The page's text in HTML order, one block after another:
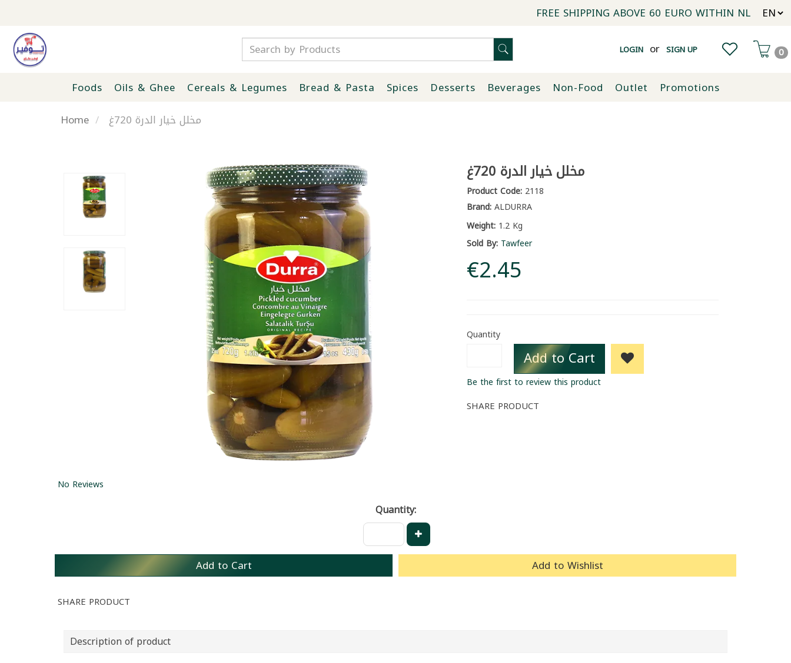
FREE SHIPPING ABOVE 60 EURO WITHIN NL
LOGIN or SIGN UP 0
Foods Oils & Ghee Cereals & Legumes Bread & Pasta Spices Desserts Beverages Non-Food Outlet
Promotions
Home
مخلل خيار الدرة 720غ
مخلل خيار الدرة 720غ
Product Code:2118
Brand:ALDURRA
Weight:1.2 Kg
Sold By: Tawfeer
€2.45
Quantity
Add to Cart
Be the first to review this product
SHARE PRODUCT
No Reviews
Quantity:
Add to Cart Add to Wishlist
SHARE PRODUCT
Description of product